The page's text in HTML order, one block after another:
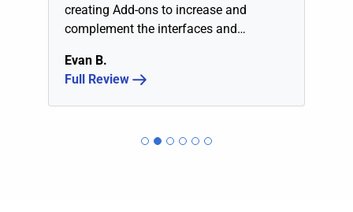
creating Add-ons to increase and
complement the interfaces and
Evan B.
Full Review